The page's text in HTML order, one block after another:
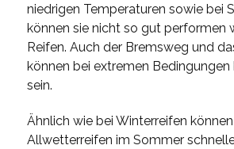
niedrigen Temperaturen sowie bei
können sie nicht so gut performen
Reifen. Auch der Bremsweg und
können bei extremen
sein.
Ähnlich wie bei Winterreifen
Allwetterreifen im Sommer